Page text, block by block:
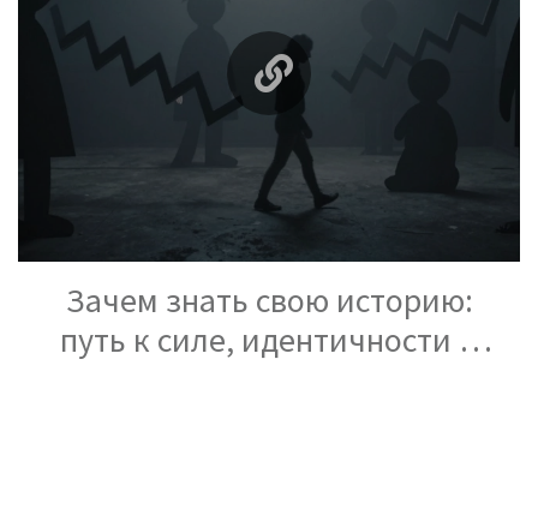
Зачем знать свою историю:
путь к силе, идентичности и